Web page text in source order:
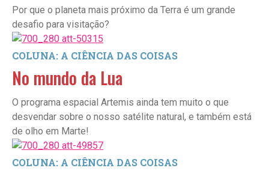
Por que o planeta mais próximo da Terra é um grande
desafio para visitação?
COLUNA: A CIÊNCIA DAS COISAS
No mundo da Lua
O programa espacial Artemis ainda tem muito o que
desvendar sobre o nosso satélite natural, e também está
de olho em Marte!
COLUNA: A CIÊNCIA DAS COISAS